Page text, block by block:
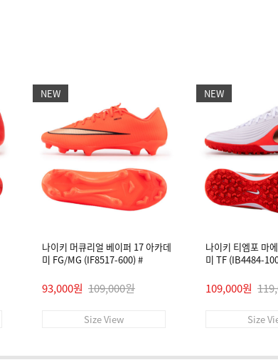
NEW
나이키 머큐리얼 베이퍼 17 아카데
미 FG/MG (IF8517-600) #
93,000원 109,000원
Size View
NEW
나이키 티엠포 마
미 TF (IB4484-
109,000원
Size